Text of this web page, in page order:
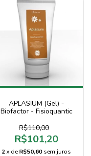
APLASIUM (Gel) -
Biofactor - Fisioquantic
R$110,00
R$101,20
2x deR$50,60 sem juros